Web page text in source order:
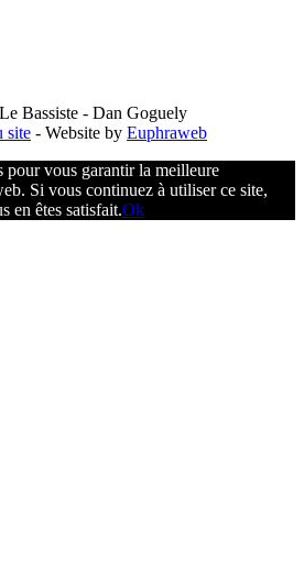
Bassiste - Dan Goguely
site - Website by Euphraweb
pour vous garantir la meilleure
Si vous continuez à utiliser ce site,
en êtes satisfait.Ok